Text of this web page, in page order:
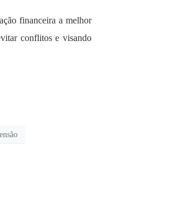
financeira a melhor
conflitos e visando